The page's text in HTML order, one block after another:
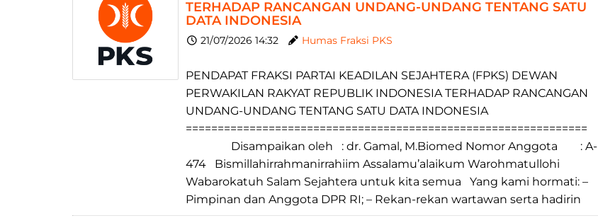
TERHADAP RANCANGAN UNDANG-UNDANG TENTANG SATU
DATA INDONESIA
21/07/2026 14:32 Humas Fraksi PKS
PENDAPAT FRAKSI PARTAI KEADILAN SEJAHTERA (FPKS) DEWAN
PERWAKILAN RAKYAT REPUBLIK INDONESIA TERHADAP RANCANGAN
UNDANG-UNDANG TENTANG SATU DATA INDONESIA
===============================================================
Disampaikan oleh : dr. Gamal, M.Biomed Nomor Anggota : A-
474 Bismillahirrahmanirrahiim Assalamu’alaikum Warohmatullohi
Wabarokatuh Salam Sejahtera untuk kita semua Yang kami hormati: –
Pimpinan dan Anggota DPR RI; – Rekan-rekan wartawan serta hadirin